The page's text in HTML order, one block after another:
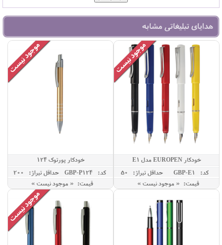
هدایای تبلیغاتی مشابه
خودکار EUROPEN مدل E1
کد: GBP-E1
حداقل تيراژ: 50
قیمت: « موجود نیست »
خودکار پورتوک 124
کد: GBP-P124
حداقل تيراژ: 200
قیمت: « موجود نیست »